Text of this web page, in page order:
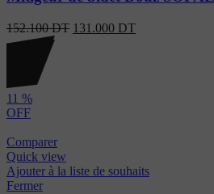
152.100DT 131.000 DT
11 %
OFF
Comparer
Quick view
Ajouter à la liste de souhaits
Fermer